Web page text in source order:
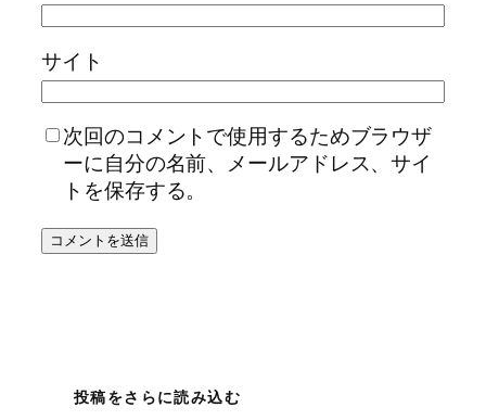
サイト
次回のコメントで使用するためブラウザ
ーに自分の名前、メールアドレス、サイ
トを保存する。
投稿をさらに読み込む